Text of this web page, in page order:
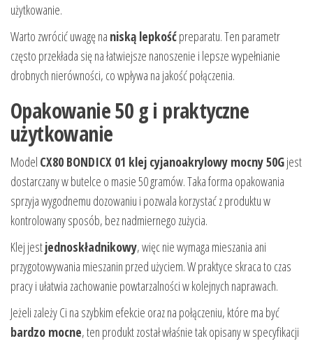
użytkowanie.
Warto zwrócić uwagę na niską lepkośćpreparatu. Ten parametr
często przekłada się na łatwiejsze nanoszenie i lepsze wypełnianie
drobnych nierówności, co wpływa na jakość połączenia.
Opakowanie 50 g i praktyczne
użytkowanie
Model CX80 BONDICX 01 klej cyjanoakrylowy mocny 50Gjest
dostarczany w butelce o masie 50 gramów. Taka forma opakowania
sprzyja wygodnemu dozowaniu i pozwala korzystać z produktu w
kontrolowany sposób, bez nadmiernego zużycia.
Klej jestjednoskładnikowy, więc nie wymaga mieszania ani
przygotowywania mieszanin przed użyciem. W praktyce skraca to czas
pracy i ułatwia zachowanie powtarzalności w kolejnych naprawach.
Jeżeli zależy Ci na szybkim efekcie oraz na połączeniu, które ma być
bardzo mocne, ten produkt został właśnie tak opisany w specyfikacji